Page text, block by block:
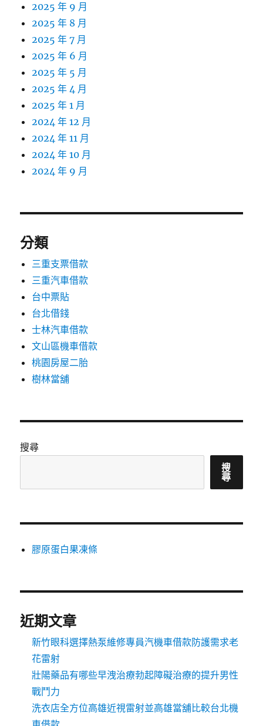
2025 年 9 月
2025 年 8 月
2025 年 7 月
2025 年 6 月
2025 年 5 月
2025 年 4 月
2025 年 1 月
2024 年 12 月
2024 年 11 月
2024 年 10 月
2024 年 9 月
分類
三重支票借款
三重汽車借款
台中票貼
台北借錢
士林汽車借款
文山區機車借款
桃園房屋二胎
樹林當舖
搜尋
搜
尋
膠原蛋白果凍條
近期文章
新竹眼科選擇熱泵維修專員汽機車借款防護需求老
花雷射
壯陽藥品有哪些早洩治療勃起障礙治療的提升男性
戰鬥力
洗衣店全方位高雄近視雷射並高雄當舖比較台北機